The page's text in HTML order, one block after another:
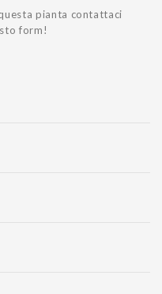
pianta contattaci
form!